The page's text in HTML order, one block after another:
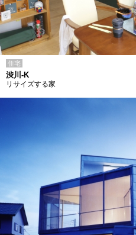
住宅
渋川-K
リサイズする家